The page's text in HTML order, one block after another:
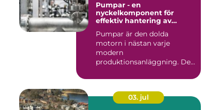
Pumpar - en
nyckelkomponent för
effektiv hantering av
Pumpar är den dolda
motorn i nästan varje
modern
produktionsanläggning. De
03. jul